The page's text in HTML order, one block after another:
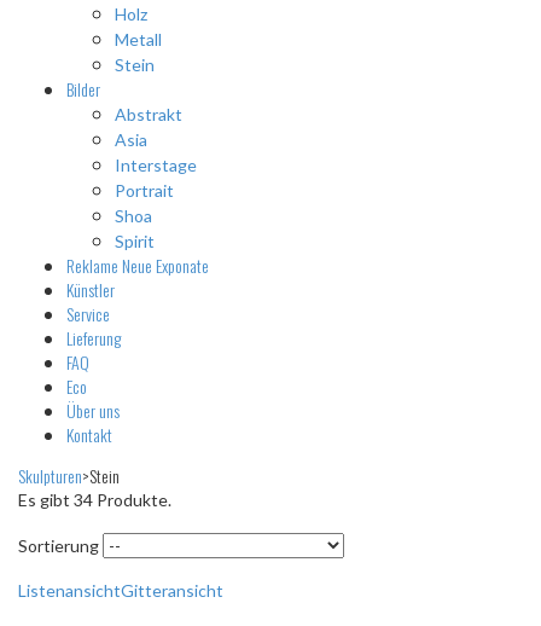
Holz
Metall
Stein
Bilder
Abstrakt
Asia
Interstage
Portrait
Shoa
Spirit
Reklame Neue Exponate
Künstler
Service
Lieferung
FAQ
Eco
Über uns
Kontakt
Skulpturen>Stein
Es gibt 34 Produkte.
Sortierung
ListenansichtGitteransicht